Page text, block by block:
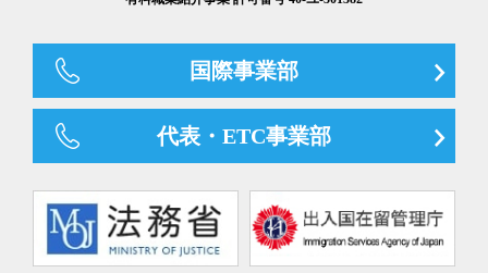
代表・ETC事業部
国際事業部